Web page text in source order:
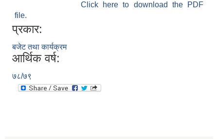
Click here to download the PDF
file.
प्रकार:
बजेट तथा कार्यक्रम
आर्थिक वर्ष:
७८/७९